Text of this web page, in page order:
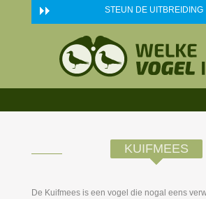
Skip to main content STEUN DE UITBREIDING
KUIFMEES
De Kuifmees is een vogel die nogal eens